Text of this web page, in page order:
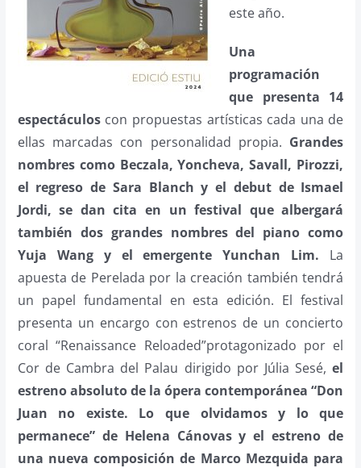
este año.
Una
programación
que presenta 14
espectáculoscon propuestas artísticas cada una de
ellas marcadas con personalidad propia. Grandes
nombres como Beczala, Yoncheva, Savall, Pirozzi,
el regreso de Sara Blanch y el debut de Ismael
Jordi, se dan cita en un festival que albergará
también dos grandes nombres del piano como
Yuja Wang y el emergente Yunchan Lim. La
apuesta de Perelada por la creación también tendrá
un papel fundamental en esta edición. El festival
presenta un encargo con estrenos de un concierto
coral “Renaissance Reloaded”protagonizado por el
Cor de Cambra del Palau dirigido por Júlia Sesé,el
estreno absoluto de la ópera contemporánea “Don
Juan no existe. Lo que olvidamos y lo que
permanece” de Helena Cánovas y el estreno de
una nueva composición de Marco Mezquida para